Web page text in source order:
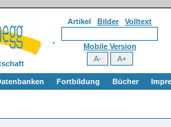
Artikel Bilder Volltext
Mobile Version
Fortbildung Bücher